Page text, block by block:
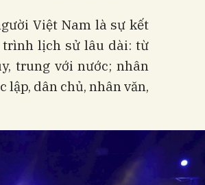
Việt Nam là sự kết
lịch sử lâu dài: từ
trung với nước; nhân
dân chủ, nhân văn,